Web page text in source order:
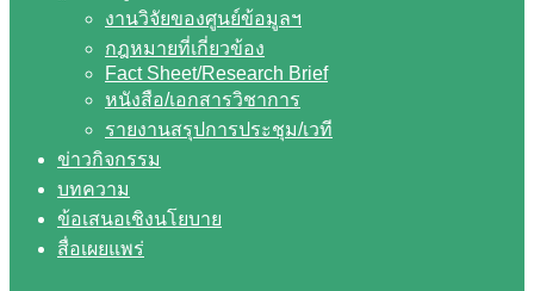
งานวิจัยของศูนย์ข้อมูลฯ
กฎหมายที่เกี่ยวข้อง
Fact Sheet/Research Brief
หนังสือ/เอกสารวิชาการ
รายงานสรุปการประชุม/เวที
ข่าวกิจกรรม
บทความ
ข้อเสนอเชิงนโยบาย
สื่อเผยแพร่